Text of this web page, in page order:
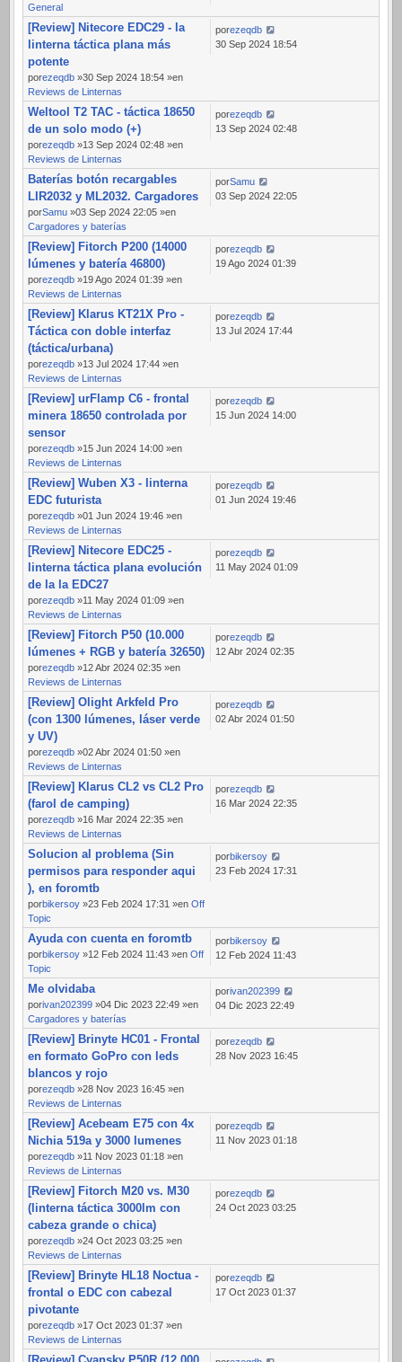
General
[Review] Nitecore EDC29 - la
linterna táctica plana más
potente
porezeqdb »30 Sep 2024 18:54 »en
Reviews de Linternas
porezeqdb
30 Sep 2024 18:54
Weltool T2 TAC - táctica 18650
de un solo modo (+)
porezeqdb »13 Sep 2024 02:48 »en
Reviews de Linternas
porezeqdb
13 Sep 2024 02:48
Baterías botón recargables
LIR2032 y ML2032. Cargadores
porSamu »03 Sep 2024 22:05 »en
Cargadores y baterías
porSamu
03 Sep 2024 22:05
[Review] Fitorch P200 (14000
lúmenes y batería 46800)
porezeqdb »19 Ago 2024 01:39 »en
Reviews de Linternas
porezeqdb
19 Ago 2024 01:39
[Review] Klarus KT21X Pro -
Táctica con doble interfaz
(táctica/urbana)
porezeqdb »13 Jul 2024 17:44 »en
Reviews de Linternas
porezeqdb
13 Jul 2024 17:44
[Review] urFlamp C6 - frontal
minera 18650 controlada por
sensor
porezeqdb »15 Jun 2024 14:00 »en
Reviews de Linternas
porezeqdb
15 Jun 2024 14:00
[Review] Wuben X3 - linterna
EDC futurista
porezeqdb »01 Jun 2024 19:46 »en
Reviews de Linternas
porezeqdb
01 Jun 2024 19:46
[Review] Nitecore EDC25 -
linterna táctica plana evolución
de la la EDC27
porezeqdb »11 May 2024 01:09 »en
Reviews de Linternas
porezeqdb
11 May 2024 01:09
[Review] Fitorch P50 (10.000
lúmenes + RGB y batería 32650)
porezeqdb »12 Abr 2024 02:35 »en
Reviews de Linternas
porezeqdb
12 Abr 2024 02:35
[Review] Olight Arkfeld Pro
(con 1300 lúmenes, láser verde
y UV)
porezeqdb »02 Abr 2024 01:50 »en
Reviews de Linternas
porezeqdb
02 Abr 2024 01:50
[Review] Klarus CL2 vs CL2 Pro
(farol de camping)
porezeqdb »16 Mar 2024 22:35 »en
Reviews de Linternas
porezeqdb
16 Mar 2024 22:35
Solucion al problema (Sin
permisos para responder aqui
), en foromtb
porbikersoy »23 Feb 2024 17:31 »en Off
Topic
porbikersoy
23 Feb 2024 17:31
Ayuda con cuenta en foromtb
porbikersoy »12 Feb 2024 11:43 »en Off
Topic
porbikersoy
12 Feb 2024 11:43
Me olvidaba
porivan202399 »04 Dic 2023 22:49 »en
Cargadores y baterías
porivan202399
04 Dic 2023 22:49
[Review] Brinyte HC01 - Frontal
en formato GoPro con leds
blancos y rojo
porezeqdb »28 Nov 2023 16:45 »en
Reviews de Linternas
porezeqdb
28 Nov 2023 16:45
[Review] Acebeam E75 con 4x
Nichia 519a y 3000 lumenes
porezeqdb »11 Nov 2023 01:18 »en
Reviews de Linternas
porezeqdb
11 Nov 2023 01:18
[Review] Fitorch M20 vs. M30
(linterna táctica 3000lm con
cabeza grande o chica)
porezeqdb »24 Oct 2023 03:25 »en
Reviews de Linternas
porezeqdb
24 Oct 2023 03:25
[Review] Brinyte HL18 Noctua -
frontal o EDC con cabezal
pivotante
porezeqdb »17 Oct 2023 01:37 »en
Reviews de Linternas
porezeqdb
17 Oct 2023 01:37
[Review] Cyansky P50R (12.000